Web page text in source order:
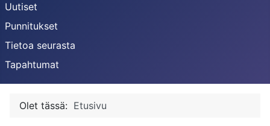
Uutiset
Punnitukset
Tietoa seurasta
Tapahtumat
Olet tässä: Etusivu